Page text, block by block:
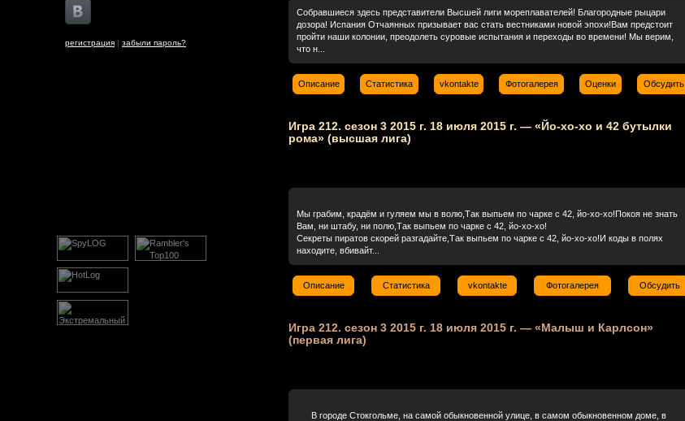
регистрация | забыли пароль?
Собравшиеся здесь представители Высшей лиги мореплавателей! Благородные рыцари
дозора! Испания Отчаянных призывает вас стать вестниками новой эпохи!Вам предстоит
пройти наши колонии, преодолеть суровые испытания и переходы во времени! Мы верим,
что н...
Описание Статистика vkontakte Фотогалерея Оценки Обсудить
Игра 212. сезон 3 2015 г. 18 июля 2015 г. — «Йо-хо-хо и 42 бутылки
рома» (высшая лига)
Мы грабим, крадём и гуляем мы в волю,Так выпьем по чарке с 42, йо-хо-хо!Покоя не знать
Вам, ни штабу, ни полю,Так выпьем по чарке с 42, йо-хо-хо!
Секреты пиратов скорей разгадайте,Так выпьем по чарке с 42, йо-хо-хо!И коды в полях
находите, вбивайт...
Описание Статистика vkontakte Фотогалерея Обсудить
Игра 212. сезон 3 2015 г. 18 июля 2015 г. — «Малыш и Карлсон»
(первая лига)
В городе Стокгольме, на самой обыкновенной улице, в самом обыкновенном доме, в